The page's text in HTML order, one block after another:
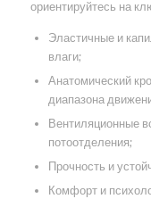
ориентируйтесь на
Эластичные и
влаги;
Анатомический
диапазона
Вентиляционные
потоотделения;
Прочность и
Комфорт и